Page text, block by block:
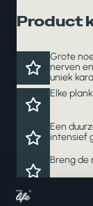
Product
Grote
nerven
uniek
Elke
Een
intensief
Breng de